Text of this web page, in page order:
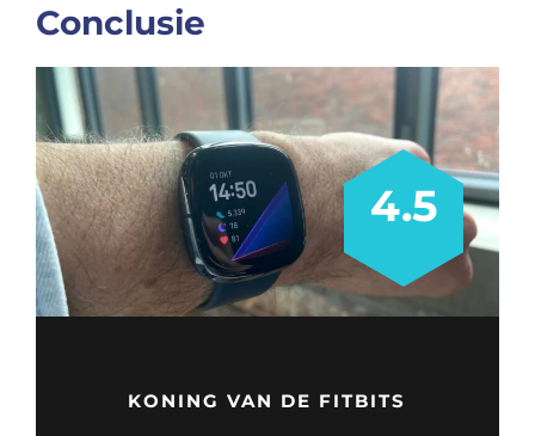
Conclusie
KONING VAN DE FITBITS
4.5